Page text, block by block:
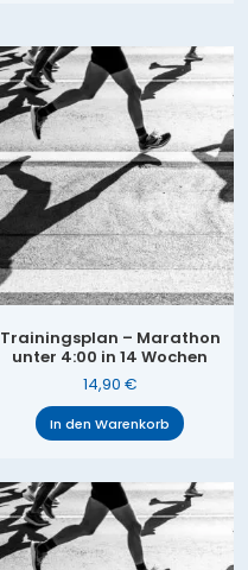
Trainingsplan – Marathon
unter 4:00 in 14 Wochen
14,90 €
In den Warenkorb